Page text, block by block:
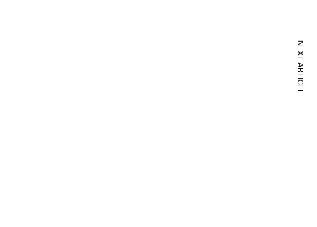
NEXT ARTICLE